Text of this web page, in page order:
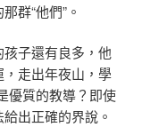
群“他們”。
子還有良多，他
走出年夜山，學
優質的教導？即使
出正確的界說。